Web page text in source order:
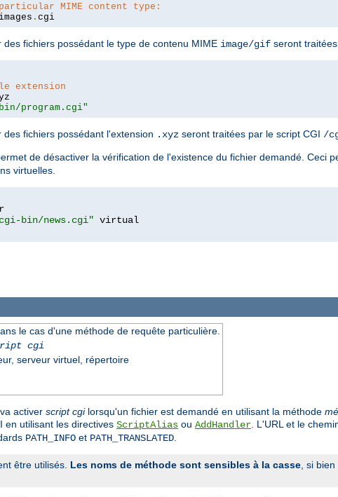
MIME content type:
images . cgi
fichiers possédant le type de contenu MIME image/gif seront
extension
program.cgi"
fichiers possédant l'extension .xyz seront traitées par le script CGI /
de désactiver la vérification de l'existence du fichier demandé. Ceci
virtuelles.
bin/news.cgi"
le cas d'une méthode de requête particulière.
cgi
serveur virtuel, répertoire
activer script cgilorsqu'un fichier est demandé en utilisant la méthode
en utilisant les directives ScriptAlias ou AddHandler. L'URL et le
PATH_INFO et PATH_TRANSLATED.
être utilisés. Les noms de méthode sont sensibles à la casse, si bien